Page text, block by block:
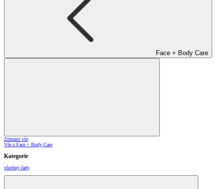
Face + Body Care
Zobrazit vše
Vše z Face + Body Care
Kategorie
všechny řady